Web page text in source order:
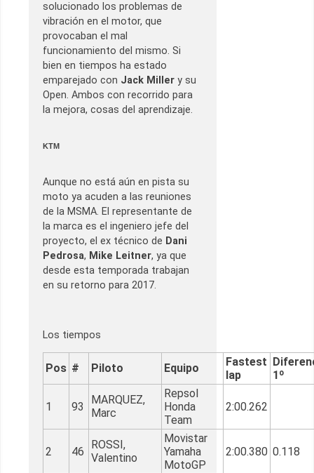
solucionado los problemas de
vibración en el motor, que
provocaban el mal
funcionamiento del mismo. Si
bien en tiempos ha estado
emparejado con Jack Miller y su
Open. Ambos con recorrido para
la mejora, cosas del aprendizaje.
KTM
Aunque no está aún en pista su
moto ya acuden a las reuniones
de la MSMA. El representante de
la marca es el ingeniero jefe del
proyecto, el ex técnico de Dani
Pedrosa, Mike Leitner, ya que
desde esta temporada trabajan
en su retorno para 2017.
Los tiempos
Pos # Piloto Equipo
Fastest
lap
1º
1 93
MARQUEZ,
Marc
Repsol
Honda
Team
2:00.262
2 46
ROSSI,
Valentino
Movistar
Yamaha
MotoGP
2:00.380 0.118